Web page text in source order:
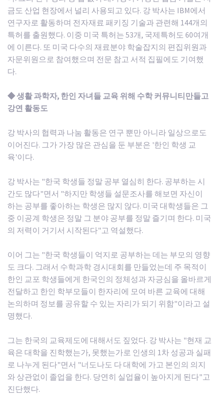
금도 산업 현장에서 널리 사용되고 있다. 강 박사는 IBM에서
연구자로 활동하며 전자재료 패키징 기술과 관련해 144개의
특허를 출원했다. 이중 미국 특허는 53개, 국제특허도 60여개
에 이른다. 또 미국 다수의 재료분야 학술잡지의 편집위원과
자문위원으로 참여했으며 전문 참고 서적 집필에도 기여했
다.
◆ 생활 과학자, 한인 자녀들 교육 위해 수학 커뮤니티만들고
강연 활동도
강 박사의 협력과 나눔 활동은 연구 뿐만 아니라 일상으로도
이어진다. 그가 가장 많은 관심을 둔 부분은 '한인 학생 교
육'이다.
강 박사는 "한국 학생들 정말 공부 열심히 한다. 공부하는 시
간도 많다"면서 "하지만 학생들 설문조사를 해보면 자신이
하는 공부를 좋아하는 학생은 많지 않다. 미국 대학생들은 그
중 이공계 학생은 정말 그 분야 공부를 정말 즐기며 한다. 미국
의 저력이 거기서 시작된다"고 역설했다.
이어 그는 "한국 학생들이 억지로 공부하는 데는 부모의 영향
도 크다. 그래서 수학과학 경시대회를 만들었는데 주 목적이
한인 교포 학생들에게 한국인의 정체성과 자긍심을 올바르게
전달하고 한인 학부모들이 한자리에 모여 바른 교육에 대해
논의하며 정보를 공유할 수 있는 자리가 되기 위함"이라고 설
명했다.
그는 한국의 교육제도에 대해서도 짚었다. 강 박사는 "현재 교
육은 대학을 진학했는가, 못했는가로 인생의 1차 성공과 실패
로 나누게 된다"면서 "너도나도 다 대학에 가고 본인의 의지
와 상관없이 졸업을 한다. 당연히 실업율이 높아지게 된다"고
진단했다.